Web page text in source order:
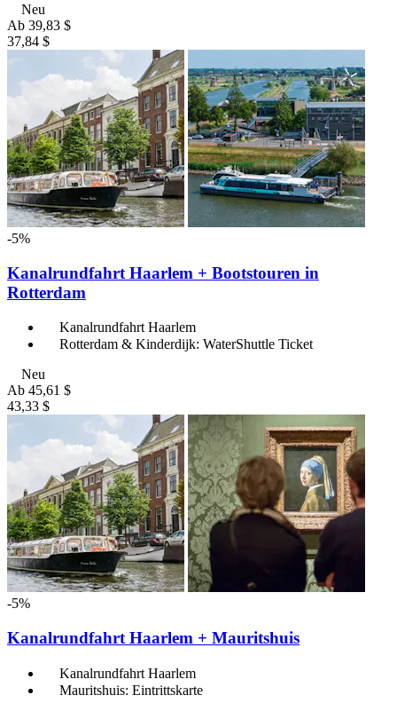
Neu
Ab 39,83 $
37,84 $
-5%
Kanalrundfahrt Haarlem + Bootstouren in
Rotterdam
Kanalrundfahrt Haarlem
Rotterdam & Kinderdijk: WaterShuttle Ticket
Neu
Ab 45,61 $
43,33 $
-5%
Kanalrundfahrt Haarlem + Mauritshuis
Kanalrundfahrt Haarlem
Mauritshuis: Eintrittskarte